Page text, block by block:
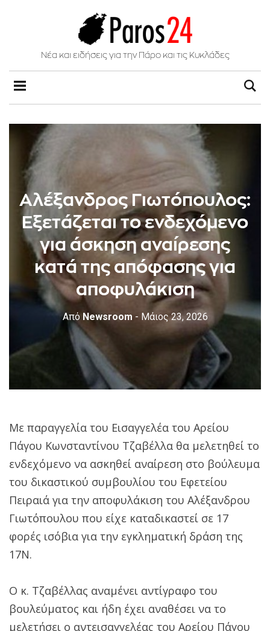
Νέα και ειδήσεις για την Πάρο και τις Κυκλάδες
Αλέξανδρος Γιωτόπουλος:
Εξετάζεται το ενδεχόμενο
για άσκηση αναίρεσης
κατά της απόφασης για
αποφυλάκιση
ΑπόNewsroom - Μάιος 23, 2026
Με παραγγελία του Εισαγγελέα του Αρείου
Πάγου Κωνσταντίνου Τζαβέλλα θα μελετηθεί το
ενδεχόμενο να ασκηθεί αναίρεση στο βούλευμα
του δικαστικού συμβουλίου του Εφετείου
Πειραιά για την αποφυλάκιση του Αλέξανδρου
Γιωτόπουλου που είχε καταδικαστεί σε 17
φορές ισόβια για την εγκληματική δράση της
17Ν.
Ο κ. Τζαβέλλας αναμένει αντίγραφο του
βουλεύματος και ήδη έχει αναθέσει να το
μελετήσει ο αντεισαγγελέας του Αρείου Πάγου